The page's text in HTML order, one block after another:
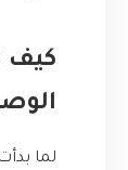
كيف
لما